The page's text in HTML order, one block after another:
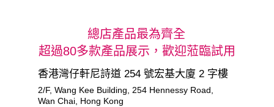
香港灣仔軒尼詩道 254 號宏基大廈 2 字樓
2/F, Wang Kee Building, 254 Hennessy Road,
Wan Chai, Hong Kong
總店產品最為齊全
超過80多款產品展示，歡迎蒞臨試用